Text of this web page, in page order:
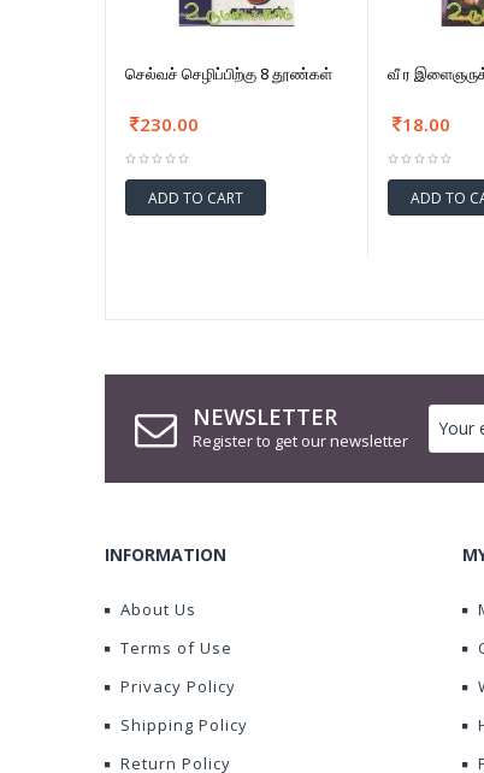
செல்வச் செழிப்பிற்கு 8 தூண்கள்
230.00
ADD TO CART
வீ ர
18.00
ADD TO
NEWSLETTER
Register to get our newsletter
INFORMATION
About Us
Terms of Use
Privacy Policy
Shipping Policy
Return Policy